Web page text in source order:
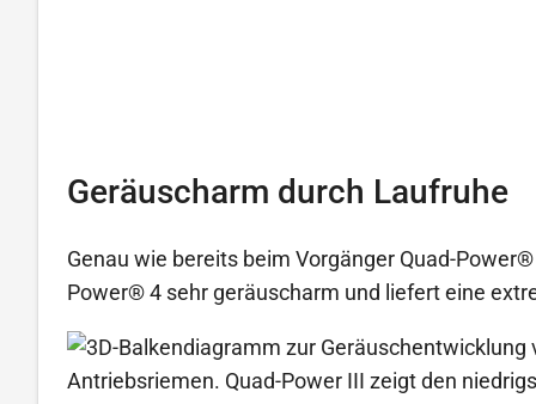
Geräuscharm durch Laufruhe
Genau wie bereits beim Vorgänger Quad-
Power® 4 sehr geräuscharm und liefert eine